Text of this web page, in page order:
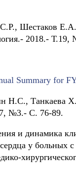
Шестаков
2018.-
Summary for
Танкаева
№3.- С. 76-89.
и динамика
у больных